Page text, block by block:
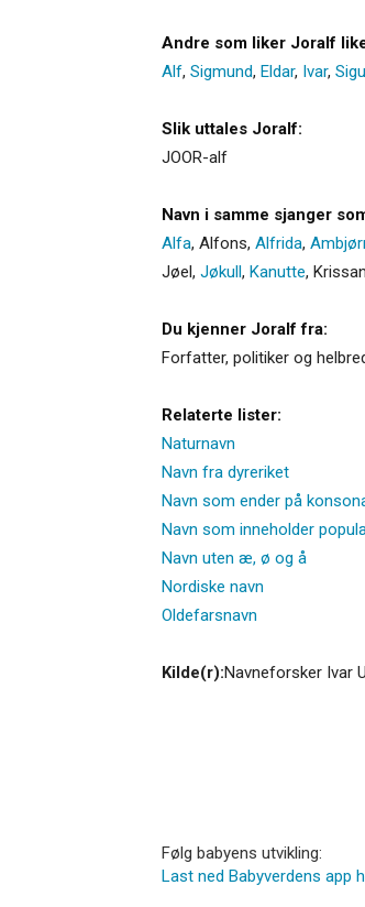
Andre som liker Joralf
Alf, Sigmund, Eldar, Ivar,
Slik uttales Joralf:
JOOR-alf
Navn i samme sjanger
Alfa, Alfons, Alfrida,
Jøel, Jøkull, Kanutte,
Du kjenner Joralf fra:
Forfatter, politiker og
Relaterte lister:
Naturnavn
Navn fra dyreriket
Navn som ender på
Navn som inneholder
Navn uten æ, ø og å
Nordiske navn
Oldefarsnavn
Kilde(r):Navneforsker Ivar
Følg babyens utvikling:
Last ned Babyverdens app